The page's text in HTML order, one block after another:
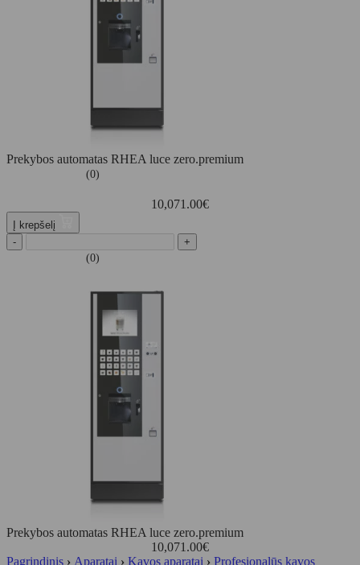
Prekybos automatas RHEA luce zero.premium
(0)
10,071.00€
Į krepšelį
-
+
(0)
Prekybos automatas RHEA luce zero.premium
10,071.00€
Pagrindinis › Aparatai › Kavos aparatai › Profesionalūs kavos